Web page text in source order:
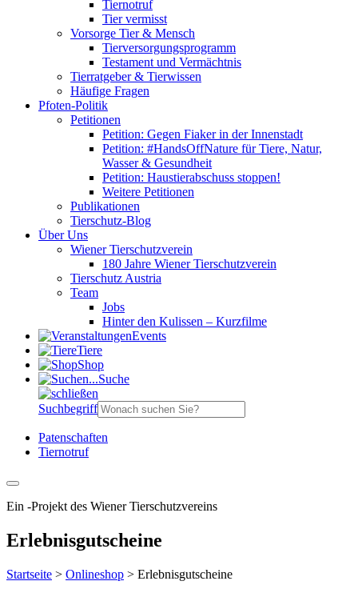
Tiernotruf
Tier vermisst
Vorsorge Tier & Mensch
Tierversorgungsprogramm
Testament und Vermächtnis
Tierratgeber & Tierwissen
Häufige Fragen
Pfoten-Politik
Petitionen
Petition: Gegen Fiaker in der Innenstadt
Petition: #HandsOffNature für Tiere, Natur,
Wasser & Gesundheit
Petition: Haustierabschuss stoppen!
Weitere Petitionen
Publikationen
Tierschutz-Blog
Über Uns
Wiener Tierschutzverein
180 Jahre Wiener Tierschutzverein
Tierschutz Austria
Team
Jobs
Hinter den Kulissen – Kurzfilme
Events
Tiere
Shop
Suche
Suchbegriff
Patenschaften
Tiernotruf
Ein -Projekt des Wiener Tierschutzvereins
Erlebnisgutscheine
Startseite > Onlineshop > Erlebnisgutscheine